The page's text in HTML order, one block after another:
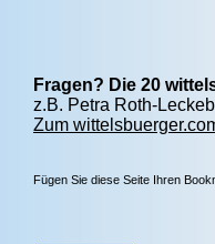
Fragen? Die 20
z.B. Petra Roth-
Zum
Fügen Sie diese Seite Ihren